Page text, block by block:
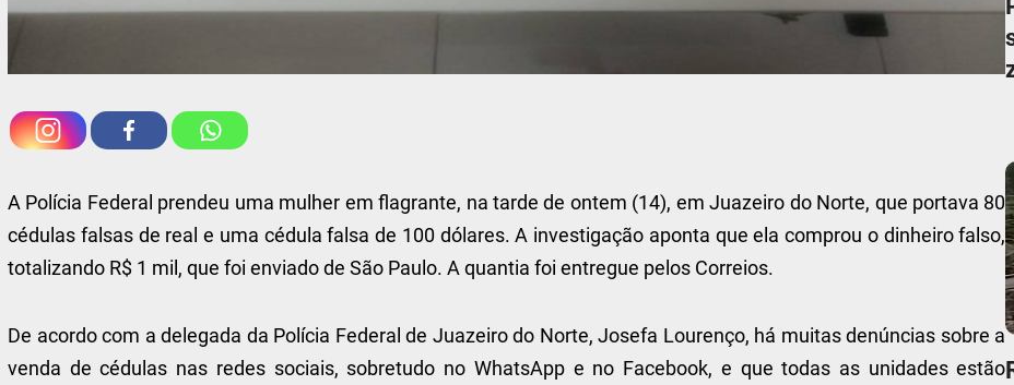
A Polícia Federal prendeu uma mulher em flagrante, na tarde de ontem (14), em Juazeiro do Norte, que portava 80
cédulas falsas de real e uma cédula falsa de 100 dólares. A investigação aponta que ela comprou o dinheiro falso,
totalizando R$ 1 mil, que foi enviado de São Paulo. A quantia foi entregue pelos Correios.
De acordo com a delegada da Polícia Federal de Juazeiro do Norte, Josefa Lourenço, há muitas denúncias sobre a
venda de cédulas nas redes sociais, sobretudo no WhatsApp e no Facebook, e que todas as unidades estão